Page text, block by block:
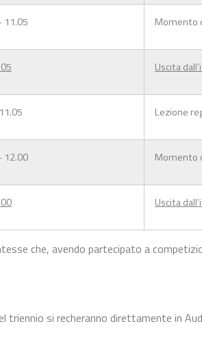
11.05 Momento
Uscita
Lezione
12.00 Momento
Uscita
che, avendo partecipato a
triennio si recheranno direttamente in